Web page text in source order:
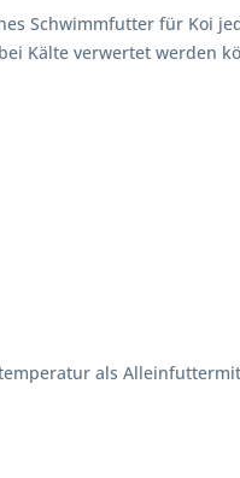
Schwimmfutter für Koi
Kälte verwertet werden
als